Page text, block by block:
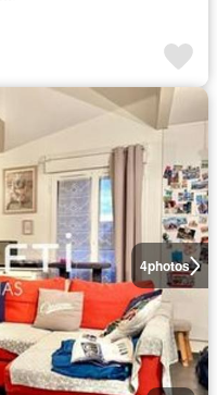
4photos